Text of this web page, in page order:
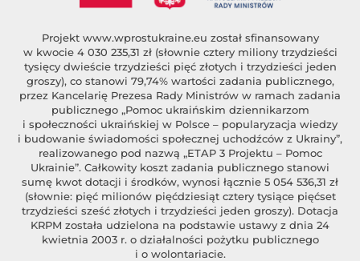
Projekt www.wprostukraine.eu został sfinansowany
w kwocie 4 030 235,31 zł (słownie cztery miliony trzydzieści
tysięcy dwieście trzydzieści pięć złotych i trzydzieści jeden
groszy), co stanowi 79,74% wartości zadania publicznego,
przez Kancelarię Prezesa Rady Ministrów w ramach zadania
publicznego „Pomoc ukraińskim dziennikarzom
i społeczności ukraińskiej w Polsce – popularyzacja wiedzy
i budowanie świadomości społecznej uchodźców z Ukrainy”,
realizowanego pod nazwą „ETAP 3 Projektu – Pomoc
Ukrainie”. Całkowity koszt zadania publicznego stanowi
sumę kwot dotacji i środków, wynosi łącznie 5 054 536,31 zł
(słownie: pięć milionów pięćdziesiąt cztery tysiące pięćset
trzydzieści sześć złotych i trzydzieści jeden groszy). Dotacja
KRPM została udzielona na podstawie ustawy z dnia 24
kwietnia 2003 r. o działalności pożytku publicznego
i o wolontariacie.